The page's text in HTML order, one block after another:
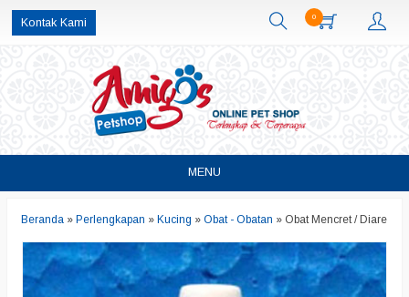
Kontak Kami 0
MENU
Beranda » Perlengkapan » Kucing » Obat - Obatan » Obat Mencret / Diare